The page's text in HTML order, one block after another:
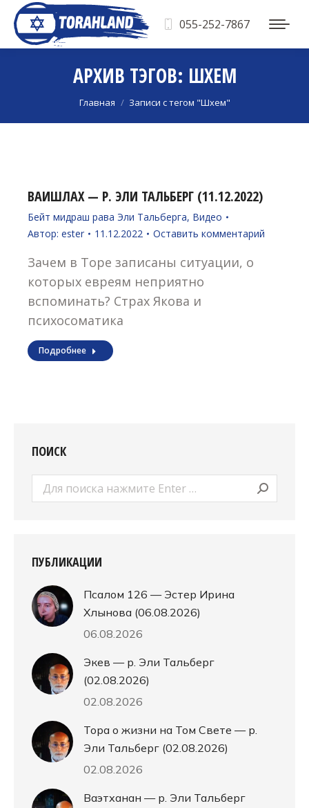
055-252-7867
АРХИВ ТЭГОВ: ШХЕМ
Вы здесь:
Главная Записи с тегом "Шхем"
ВАИШЛАХ — Р. ЭЛИ ТАЛЬБЕРГ (11.12.2022)
Бейт мидраш рава Эли Тальберга, Видео
Автор: ester 11.12.2022 Оставить комментарий
Зачем в Торе записаны ситуации, о
которых евреям неприятно
вспоминать? Страх Якова и
психосоматика
Подробнее
ПОИСК
Поиск:
ПУБЛИКАЦИИ
Псалом 126 — Эстер Ирина
Хлынова (06.08.2026)
06.08.2026
Экев — р. Эли Тальберг
(02.08.2026)
02.08.2026
Тора о жизни на Том Свете — р.
Эли Тальберг (02.08.2026)
02.08.2026
Ваэтханан — р. Эли Тальберг